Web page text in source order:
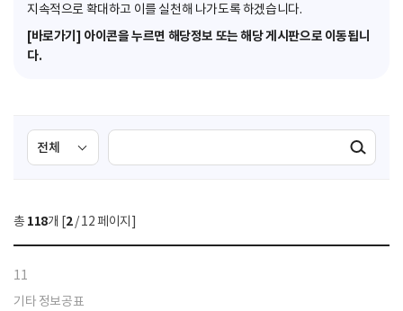
지속적으로 확대하고 이를 실천해 나가도록 하겠습니다.
[바로가기] 아이콘을 누르면 해당정보 또는 해당 게시판으로 이동됩니
다.
검
색
선
택
색
검색실행
총 118개 [2/ 12 페이지]
11
기타 정보공표